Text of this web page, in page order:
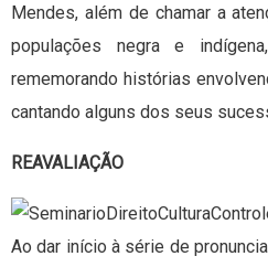
Mendes, além de chamar a
populações negra e
rememorando histórias
cantando alguns dos seus
REAVALIAÇÃO
Ao dar início à série de